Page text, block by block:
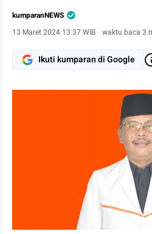
kumparanNEWS
13 Maret 2024 13:37 WIB · waktu baca 3
Ikuti kumparan di Google